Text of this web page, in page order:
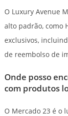
O Luxury Avenue
alto padrão, como
exclusivos,
de reembolso de
Onde posso
com produtos
O Mercado 23 é o